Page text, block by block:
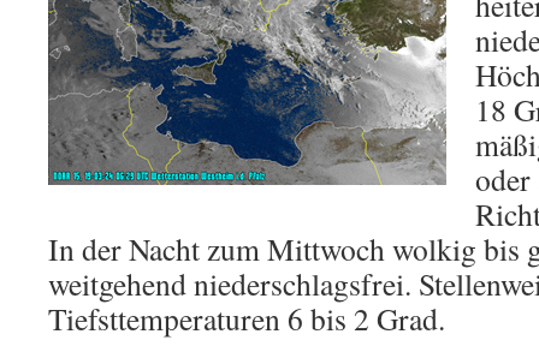
18
oder
In der Nacht zum Mittwoch wolkig bis
weitgehend niederschlagsfrei.
Tiefsttemperaturen 6 bis 2 Grad.